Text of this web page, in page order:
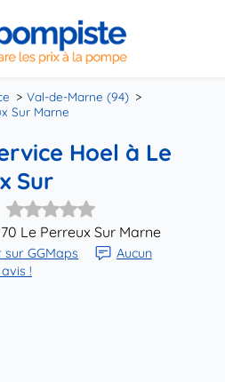
Val-de-Marne (94)
Sur Marne
Hoel à Le
Sur
Le Perreux Sur Marne
sur GGMaps
Aucun
!